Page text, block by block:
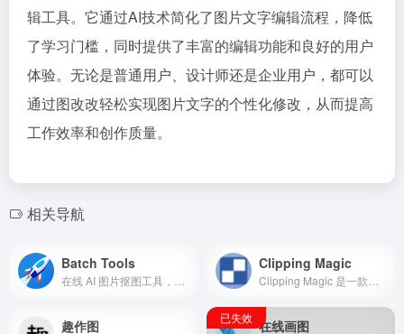
辑工具。它通过AI技术简化了图片文字编辑流程，降低
了学习门槛，同时提供了丰富的编辑功能和良好的用户
体验。无论是普通用户、设计师还是企业用户，都可以
通过图改改轻松实现图片文字的个性化修改，从而提高
工作效率和创作质量。
相关导航
Batch Tools Clipping Magic
趣作图 在线画图